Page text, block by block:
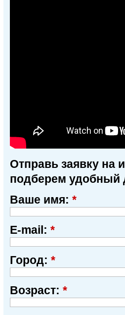
Отправь заявку на
подберем удобный
Ваше имя: *
E-mail: *
Город: *
Возраст: *